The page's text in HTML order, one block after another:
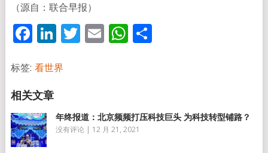
（源自：联合早报）
Facebook
LinkedIn
Twitter
EmailWhatsApp
分
标签: 看世界
年终报道：北京频频打压科技巨头 为科技转型铺路？
没有评论 | 12 月 21, 2021